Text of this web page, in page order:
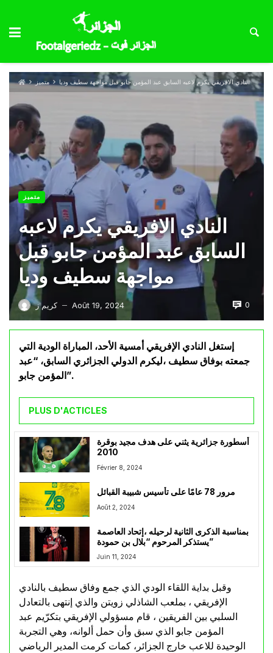
متميز النادي الافريقي يكرم لاعبه السابق عبد المؤمن جابو قبل مواجهة سطيف وديا
متميز
النادي الافريقي يكرم لاعبه
السابق عبد المؤمن جابو قبل
مواجهة سطيف وديا
كريم ز — Août 19, 2024 0
إستغل النادي الإفريقي أمسية الأحد، المباراة الودية التي
جمعته بوفاق سطيف ،ليكرم الدولي الجزائري السابق، “عبد
المؤمن جابو”.
PLUS D'ACTICLES
أسطورة جزائرية يثني على هدف مجيد بوقرة
2010
Février 8, 2024
مرور 78 عامًا على تأسيس شبيبة القبائل
Août 2, 2024
بمناسبة الذكرى الثانية لرحيله ،إتحاد العاصمة
يستذكر المرحوم “بلال بن حمودة”
Juin 11, 2024
وقبل بداية اللقاء الودي الذي جمع وفاق سطيف بالنادي
الإفريقي ، بملعب الشاذلي زويتن والذي إنتهى بالتعادل
السلبي بين الفريقين ، قام مسؤولي الإفريقي بتكرّيم عبد
المؤمن جابو الذي سبق وأن حمل ألوانه، وهي التجربة
الوحيدة للاعب خارج الجزائر، كمات كرمت المدير الرياضي